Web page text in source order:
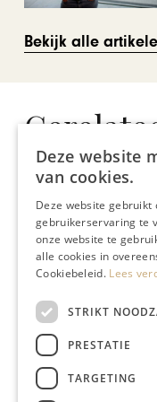
Bekijk alle
Deze website
van cookies.
Deze website gebruikt
gebruikerservaring te
onze website te
alle cookies in
Cookiebeleid. Lees
STRIKT
PRESTATIE
TARGETING